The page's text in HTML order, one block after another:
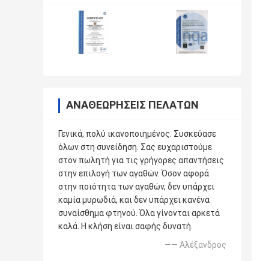
ΑΝΑΘΕΩΡΉΣΕΙΣ ΠΕΛΑΤΏΝ
Γενικά, πολύ ικανοποιημένος. Συσκεύασε
όλων στη συνείδηση. Σας ευχαριστούμε
στον πωλητή για τις γρήγορες απαντήσεις
στην επιλογή των αγαθών. Όσον αφορά
στην ποιότητα των αγαθών, δεν υπάρχει
καμία μυρωδιά, και δεν υπάρχει κανένα
συναίσθημα φτηνού. Όλα γίνονται αρκετά
καλά. Η κλήση είναι σαφής δυνατή.
—— Αλέξανδρος